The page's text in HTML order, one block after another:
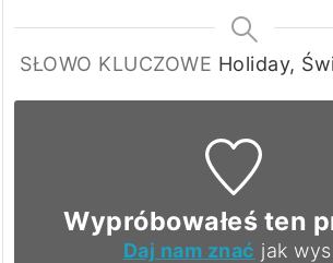
SŁOWO KLUCZOWE Holiday,
Wypróbowałeś ten
Daj nam znać jak